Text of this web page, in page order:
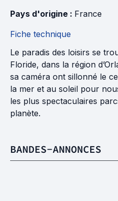
Pays d'origine : France
Fiche technique
Le paradis des loisirs se
Floride, dans la région
sa caméra ont sillonné le
la mer et au soleil pour
les plus spectaculaires
planète.
BANDES-ANNONCES